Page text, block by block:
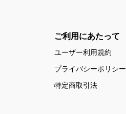
ご利用にあたって
ユーザー利用規約
プライバシーポリシー
特定商取引法